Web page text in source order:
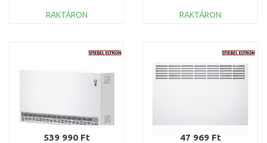
RAKTÁRON
Összehasonlítás
RAKTÁRON
Összehasonlítás
539 990 Ft 47 969 Ft